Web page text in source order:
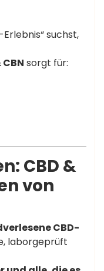
suchst,
CBN sorgt für:
CBD &
von
CBD-
laborgeprüft